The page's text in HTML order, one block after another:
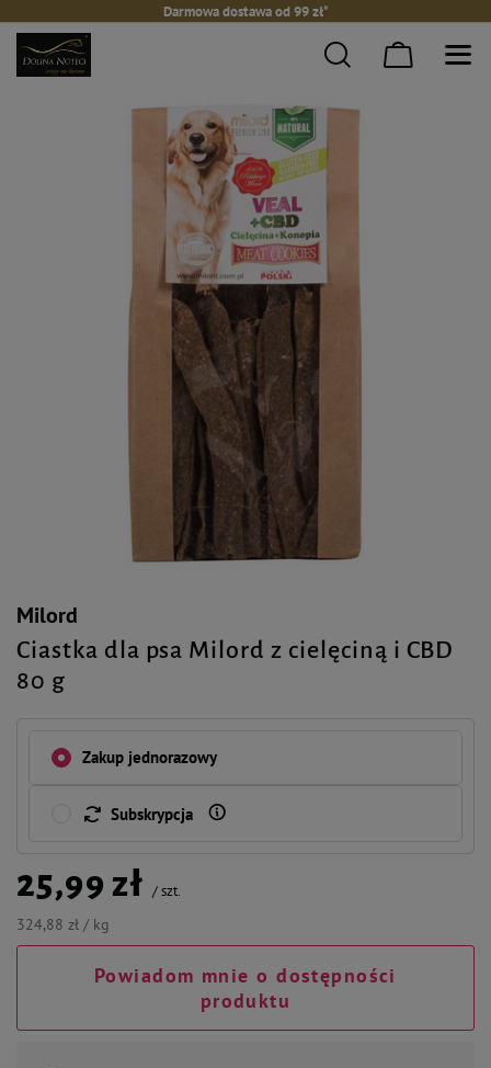
Darmowa dostawa od 99 zł*
Milord
Ciastka dla psa Milord z cielęciną i CBD
80 g
Zakup jednorazowy
Subskrypcja
25,99 zł /szt.
324,88 zł / kg
Powiadom mnie o dostępności
produktu